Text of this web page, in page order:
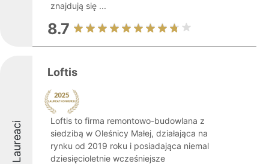
znajdują się ...
8.7
Laureaci
Loftis
Loftis to firma remontowo-budowlana z
siedzibą w Oleśnicy Małej, działająca na
rynku od 2019 roku i posiadająca niemal
dziesięcioletnie wcześniejsze